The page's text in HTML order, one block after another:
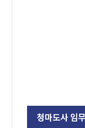
청마도사 임